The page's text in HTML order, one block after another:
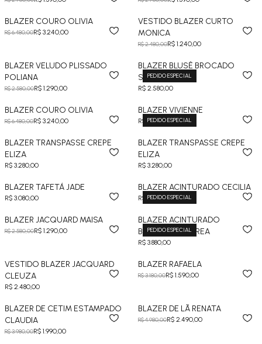
BLAZER COURO OLIVIA
R$ 6.480,00R$ 3.240,00
VESTIDO BLAZER CURTO
MONICA
R$ 2.480,00R$ 1.240,00
BLAZER VELUDO PLISSADO
POLIANA
R$ 2.580,00R$ 1.290,00
PEDIDO ESPECIAL
BLAZER BLUSÊ BROCADO
SABRINA
R$ 2.580,00
BLAZER COURO OLIVIA
R$ 6.480,00R$ 3.240,00 PEDIDO ESPECIAL
BLAZER VIVIENNE
R$ 3.780,00
BLAZER TRANSPASSE CREPE
ELIZA
R$ 3.280,00
BLAZER TRANSPASSE CREPE
ELIZA
R$ 3.280,00
BLAZER TAFETÁ JADE
R$ 3.080,00 PEDIDO ESPECIAL
BLAZER ACINTURADO CECILIA
R$ 3.680,00
BLAZER JACQUARD MAISA
R$ 2.580,00R$ 1.290,00 PEDIDO ESPECIAL
BLAZER ACINTURADO
BROCADO ANDREA
R$ 3.880,00
VESTIDO BLAZER JACQUARD
CLEUZA
R$ 2.480,00
BLAZER RAFAELA
R$ 3.180,00R$ 1.590,00
BLAZER DE CETIM ESTAMPADO
CLAUDIA
R$ 3.980,00R$ 1.990,00
BLAZER DE LÃ RENATA
R$ 4.980,00R$ 2.490,00